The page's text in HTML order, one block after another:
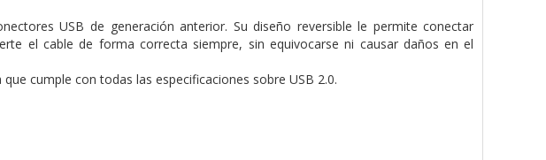
USB de generación anterior. Su diseño reversible le permite conectar
el cable de forma correcta siempre, sin equivocarse ni causar daños en el
cumple con todas las especificaciones sobre USB 2.0.